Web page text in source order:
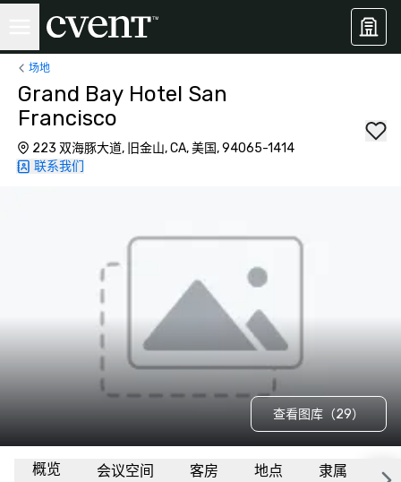
场地
Grand Bay Hotel San
Francisco
223 双海豚大道, 旧金山, CA, 美国, 94065-1414
联系我们
查看图库（29）
概览 会议空间 客房 地点 隶属 更